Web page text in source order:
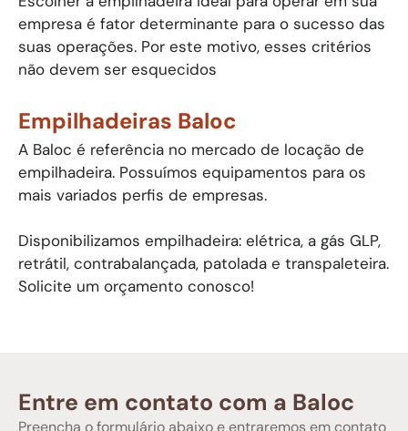
empresa é fator determinante para o sucesso das
suas operações. Por este motivo, esses critérios
não devem ser esquecidos
Empilhadeiras Baloc
A Baloc é referência no mercado de locação de
empilhadeira. Possuímos equipamentos para os
mais variados perfis de empresas.
Disponibilizamos empilhadeira: elétrica, a gás GLP,
retrátil, contrabalançada, patolada e transpaleteira.
Solicite um orçamento conosco!
Entre em contato com a Baloc
Preencha o formulário abaixo e entraremos em contato